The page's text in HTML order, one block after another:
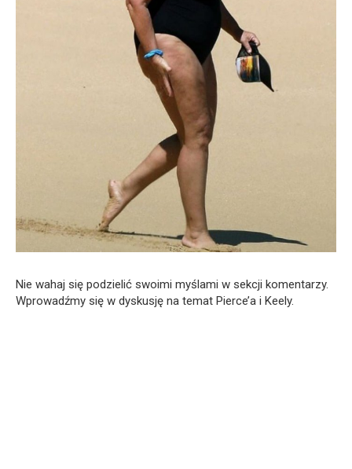
Nie wahaj się podzielić swoimi myślami w sekcji komentarzy.
Wprowadźmy się w dyskusję na temat Pierce’a i Keely.